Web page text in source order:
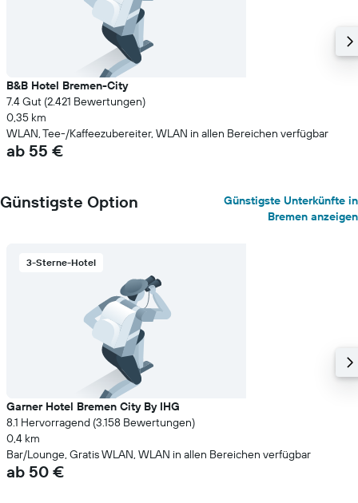
B&B Hotel Bremen-City
7.4 Gut (2.421 Bewertungen)
0,35 km
WLAN, Tee-/Kaffeezubereiter, WLAN in allen Bereichen verfügbar
ab 55 €
Günstigste Option
Günstigste Unterkünfte in
Bremen anzeigen
3-Sterne-Hotel
Garner Hotel Bremen City By IHG
8.1 Hervorragend (3.158 Bewertungen)
0,4 km
Bar/Lounge, Gratis WLAN, WLAN in allen Bereichen verfügbar
ab 50 €